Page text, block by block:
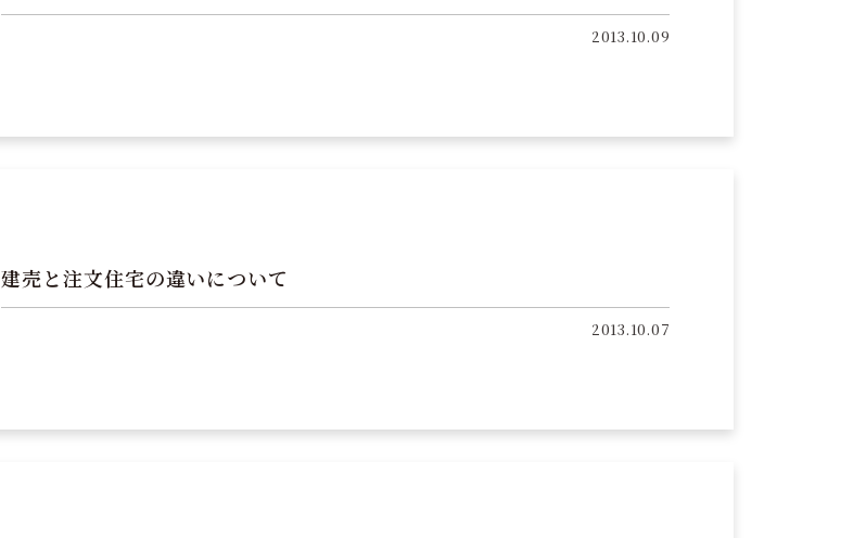
2013.10.09
建売と注文住宅の違いについて
2013.10.07